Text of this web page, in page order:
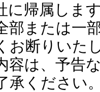
に帰属しま
部または一
お断りいた
容は、予告
承ください